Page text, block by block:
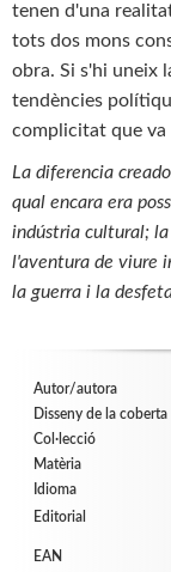
tenen d'una
tots dos mons
obra. Si s'hi uneix
tendències
complicitat que va
La diferencia
qual encara era
indústria cultural; la
l'aventura de viure
la guerra i la
Autor/autora
Disseny de la coberta
Col·lecció
Matèria
Idioma
Editorial
EAN